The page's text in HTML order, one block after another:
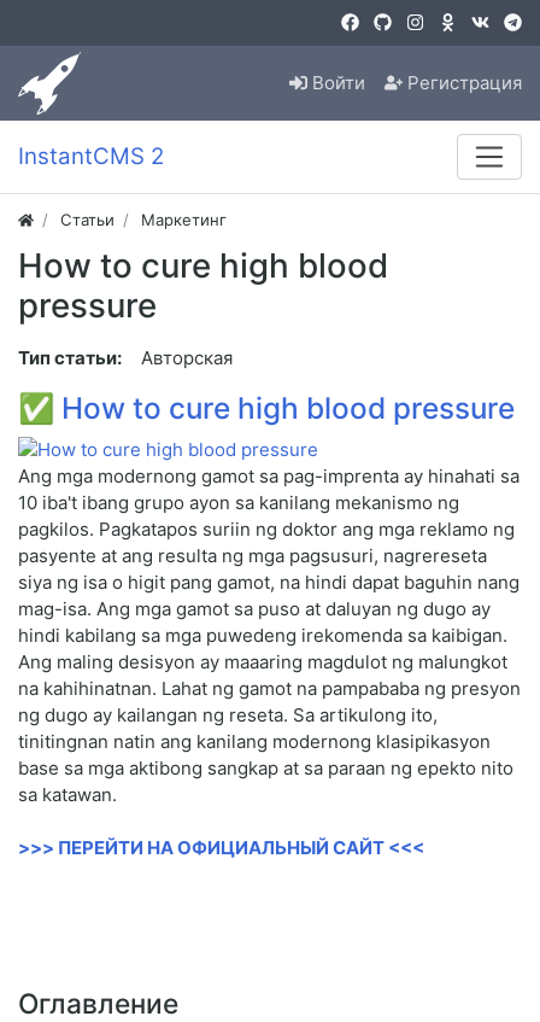
Войти Регистрация
InstantCMS 2
Статьи Маркетинг
How to cure high blood
pressure
Тип статьи: Авторская
✅ How to cure high blood pressure
Ang mga modernong gamot sa pag-imprenta ay hinahati sa
10 iba't ibang grupo ayon sa kanilang mekanismo ng
pagkilos. Pagkatapos suriin ng doktor ang mga reklamo ng
pasyente at ang resulta ng mga pagsusuri, nagrereseta
siya ng isa o higit pang gamot, na hindi dapat baguhin nang
mag-isa. Ang mga gamot sa puso at daluyan ng dugo ay
hindi kabilang sa mga puwedeng irekomenda sa kaibigan.
Ang maling desisyon ay maaaring magdulot ng malungkot
na kahihinatnan. Lahat ng gamot na pampababa ng presyon
ng dugo ay kailangan ng reseta. Sa artikulong ito,
tinitingnan natin ang kanilang modernong klasipikasyon
base sa mga aktibong sangkap at sa paraan ng epekto nito
sa katawan.
>>> ПЕРЕЙТИ НА ОФИЦИАЛЬНЫЙ САЙТ <<<
Оглавление